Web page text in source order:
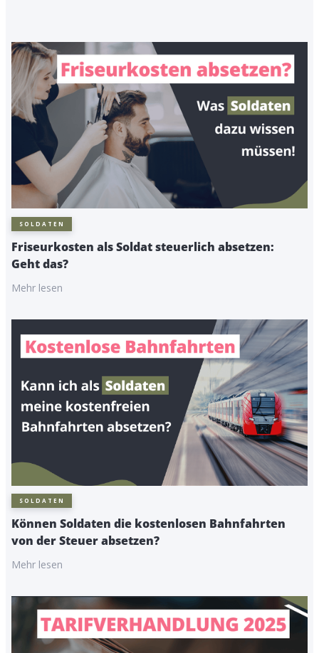
SOLDATEN
Friseurkosten als Soldat steuerlich absetzen:
Geht das?
Mehr lesen
SOLDATEN
Können Soldaten die kostenlosen Bahnfahrten
von der Steuer absetzen?
Mehr lesen